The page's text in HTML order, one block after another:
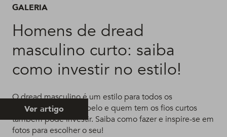
GALERIA
Homens de dread
masculino curto: saiba
como investir no estilo!
O dread masculino é um estilo para todos os
comprimentos de cabelo e quem tem os fios curtos
também pode investir. Saiba como fazer e inspire-se em
fotos para escolher o seu!
Ver artigo